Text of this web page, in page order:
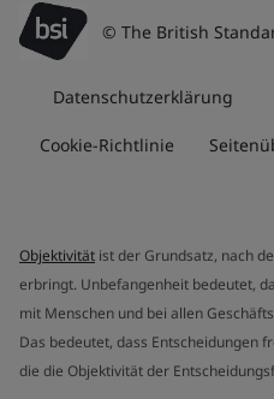
© The British
Datenschutzerklärung
Cookie-Richtlinie
Objektivität ist der Grundsatz, nach
erbringt. Unbefangenheit bedeutet,
mit Menschen und bei allen
Das bedeutet, dass Entscheidungen
die die Objektivität der